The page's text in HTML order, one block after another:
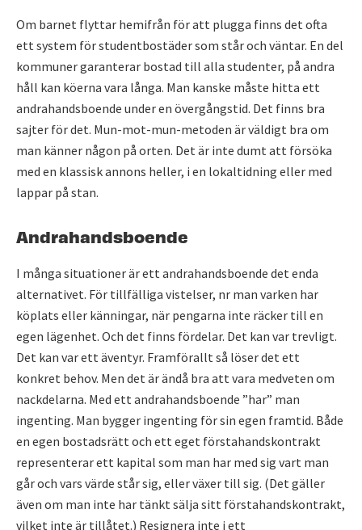
Om barnet flyttar hemifrån för att plugga finns det ofta
ett system för studentbostäder som står och väntar. En del
kommuner garanterar bostad till alla studenter, på andra
håll kan köerna vara långa. Man kanske måste hitta ett
andrahandsboende under en övergångstid. Det finns bra
sajter för det. Mun-mot-mun-metoden är väldigt bra om
man känner någon på orten. Det är inte dumt att försöka
med en klassisk annons heller, i en lokaltidning eller med
lappar på stan.
Andrahandsboende
I många situationer är ett andrahandsboende det enda
alternativet. För tillfälliga vistelser, nr man varken har
köplats eller känningar, när pengarna inte räcker till en
egen lägenhet. Och det finns fördelar. Det kan var trevligt.
Det kan var ett äventyr. Framförallt så löser det ett
konkret behov. Men det är ändå bra att vara medveten om
nackdelarna. Med ett andrahandsboende ”har” man
ingenting. Man bygger ingenting för sin egen framtid. Både
en egen bostadsrätt och ett eget förstahandskontrakt
representerar ett kapital som man har med sig vart man
går och vars värde står sig, eller växer till sig. (Det gäller
även om man inte har tänkt sälja sitt förstahandskontrakt,
vilket inte är tillåtet.) Resignera inte i ett